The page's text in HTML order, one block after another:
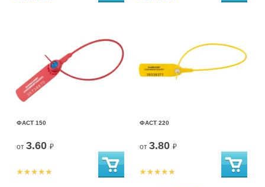
ФАСТ 150
от 3.60 ₽
ФАСТ 220
от 3.80 ₽